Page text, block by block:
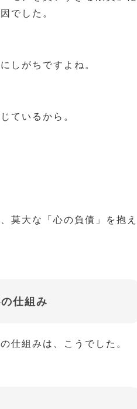
でした。
しがちですよね。
ているから。
莫大な「心の負債」を抱え
仕組み
仕組みは、こうでした。